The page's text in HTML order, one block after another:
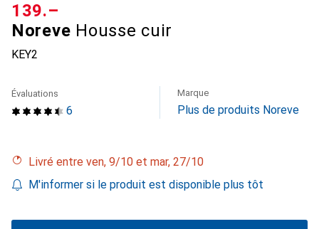
Noreve Housse cuir
KEY2
CHF
139.–
6
Évaluations Marque
Plus de produits Noreve
Livré entre ven, 9/10 et mar, 27/10
M'informer si le produit est disponible plus tôt